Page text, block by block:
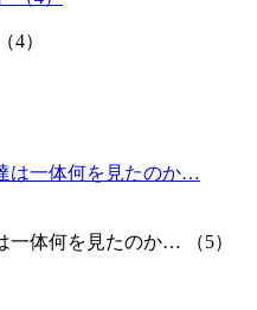
4）
一体何を見たのか… （5）